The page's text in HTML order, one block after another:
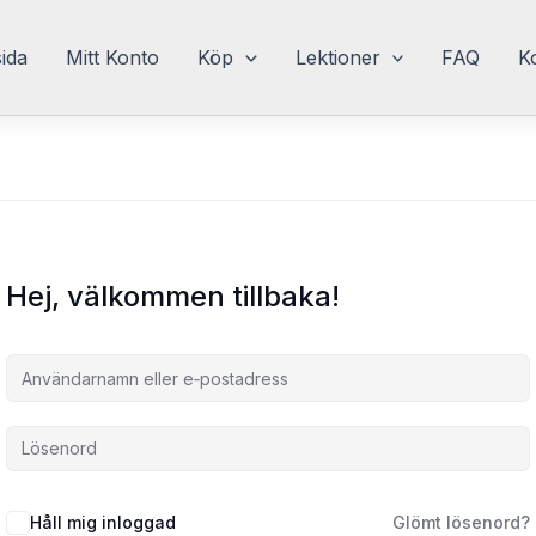
Mitt Konto Köp Lektioner FAQ
Hej, välkommen tillbaka!
Håll mig inloggad Glömt lösenord?